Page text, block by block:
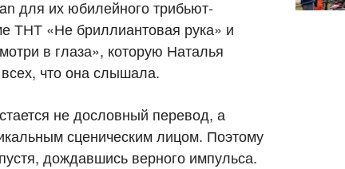
для их юбилейного трибьют-
ТНТ «Не бриллиантовая рука» и
в глаза», которую Наталья
что она слышала.
не дословный перевод, а
сценическим лицом. Поэтому
дождавшись верного импульса.